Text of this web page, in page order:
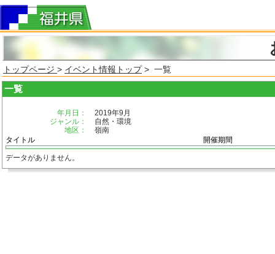
トップページ > イベント情報トップ> 一覧
一覧
年月日：
2019年9月
ジャンル：
自然・環境
地区：
嶺南
タイトル
開催期間
データがありません。